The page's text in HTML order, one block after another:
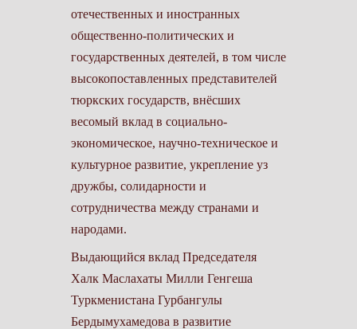
отечественных и иностранных
общественно-политических и
государственных деятелей, в том числе
высокопоставленных представителей
тюркских государств, внёсших
весомый вклад в социально-
экономическое, научно-техническое и
культурное развитие, укрепление уз
дружбы, солидарности и
сотрудничества между странами и
народами.
Выдающийся вклад Председателя
Халк Маслахаты Милли Генгеша
Туркменистана Гурбангулы
Бердымухамедова в развитие